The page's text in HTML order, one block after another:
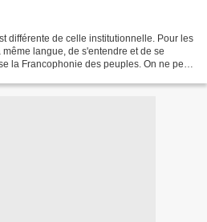
différente de celle institutionnelle. Pour les
langue, de s'entendre et de se
la Francophonie des peuples. On ne peut